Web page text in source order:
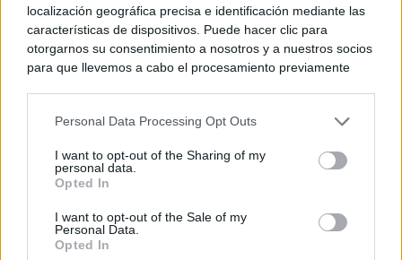
localización geográfica precisa e identificación mediante las
características de dispositivos. Puede hacer clic para
otorgarnos su consentimiento a nosotros y a nuestros socios
para que llevemos a cabo el procesamiento previamente
negar su consentimiento. Tenga en cuenta que algún
de su consentimiento, pero usted tiene el derecho de
rechazar tal procesamiento. Sus preferencias se aplicarán
cualquier momento entrando de nuevo en este sitio web o
visitando nuestra política de privacidad.
Personal Data Processing Opt Outs
I want to opt-out of the Sharing of my
personal data.
Opted In
I want to opt-out of the Sale of my
Personal Data.
Opted In